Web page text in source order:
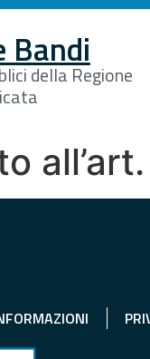
Bandi
della Regione
all’art.